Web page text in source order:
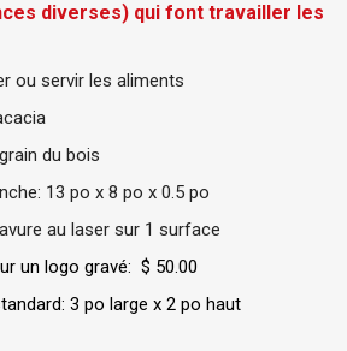
diverses) qui font travailler les
ou servir les aliments
du bois
13 po x 8 po x 0.5 po
au laser sur 1 surface
un logo gravé: $ 50.00
3 po large x 2 po haut